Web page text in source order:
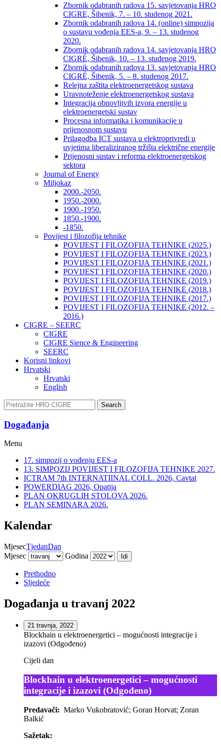
Zbornik odabranih radova 15. savjetovanja HRO
CIGRE, Šibenik, 7. – 10. studenog 2021.
Zbornik odabranih radova 14. (online) simpozija
o sustavu vođenja EES-a, 9. – 13. studenog
2020.
Zbornik odabranih radova 14. savjetovanja HRO
CIGRÉ, Šibenik, 10. – 13. studenog 2019.
Zbornik odabranih radova 13. savjetovanja HRO
CIGRÉ, Šibenik, 5. – 8. studenog 2017.
Relejna zaštita elektroenergetskog sustava
Uravnoteženje elektroenergetskog sustava
Integracija obnovljivih izvora energije u
elektroenergetski sustav
Procesna informatika i komunikacije u
prijenosnom sustavu
Prilagodba ICT sustava u elektroprivredi u
uvjetima liberaliziranog tržišta električne energije
Prijenosni sustav i reforma elektroenergetskog
sektora
Journal of Energy
Miljokaz
2000.-2050.
1950.-2000.
1900.-1950.
1850.-1900.
-1850.
Povijest i filozofija tehnike
POVIJEST I FILOZOFIJA TEHNIKE (2025.)
POVIJEST I FILOZOFIJA TEHNIKE (2023.)
POVIJEST I FILOZOFIJA TEHNIKE (2021.)
POVIJEST I FILOZOFIJA TEHNIKE (2020.)
POVIJEST I FILOZOFIJA TEHNIKE (2019.)
POVIJEST I FILOZOFIJA TEHNIKE (2018.)
POVIJEST I FILOZOFIJA TEHNIKE (2017.)
POVIJEST I FILOZOFIJA TEHNIKE (2012. –
2016.)
CIGRE – SEERC
CIGRE
CIGRE Sience & Engineering
SEERC
Korisni linkovi
Hrvatski
Hrvatski
English
Search
Događanja​
Menu
17. simpozij o vođenju EES-a
13. SIMPOZIJ POVIJEST I FILOZOFIJA TEHNIKE 2027.
ICTRAM 7th INTERNATIINAL COLL. 2026, Cavtat
POWERDIAG 2026, Opatija
PLAN OKRUGLIH STOLOVA 2026.
PLAN SEMINARA 2026.
Kalendar
MjesecTjedanDan
Mjesec
Godina
Prethodno
Sljedeće
Događanja u travanj 2022
21 travnja, 2022
Blockhain u elektroenergetici – mogućnosti integracije i
izazovi (Odgođeno)
Cijeli dan
Blockhain u elektroenergetici – mogućnosti
integracije i izazovi (Odgođeno)
Predavači: Marko Vukobratović; Goran Horvat; Zoran
Balkić
Sažetak: